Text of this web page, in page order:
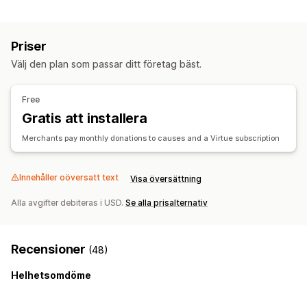
Hantering av donationer
Automatisk bearbetning
Donationsbelopp
Social delning
Instrumentpaneler
Rapporter
Anpassning
Märken Livebutiksdisk Donationswidget Kampanjer
E-postaviseringar Anpassad kod
Kvantitetsbaserade belöningar
Priser
Välj den plan som passar ditt företag bäst.
Free
Gratis att installera
Merchants pay monthly donations to causes and a Virtue subscription
Innehåller oöversatt text Visa översättning
Alla avgifter debiteras i USD. Se alla prisalternativ
Recensioner (48)
Helhetsomdöme